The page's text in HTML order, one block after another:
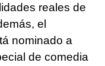
reales de
el
nominado a
de comedia